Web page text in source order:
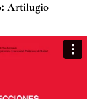
Artilugio